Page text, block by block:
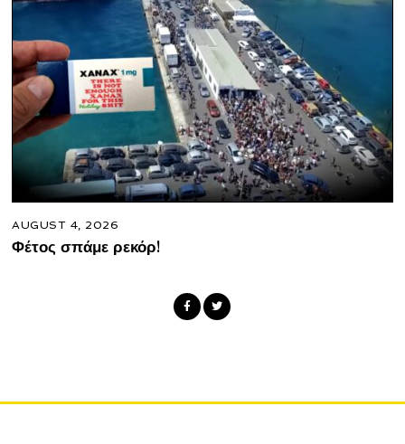
AUGUST 4, 2026
Φέτος σπάμε ρεκόρ!